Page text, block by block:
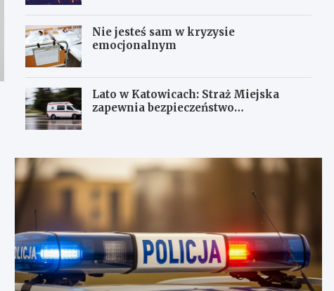
Nie jesteś sam w kryzysie
emocjonalnym
Lato w Katowicach: Straż Miejska
zapewnia bezpieczeństwo